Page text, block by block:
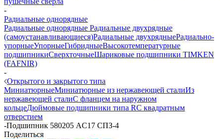
-
Радиальные однорядные
Радиальные однорядные Радиальные двухрядные
(самоустанавливающиеся)Радиальные двухрядныеРадиально-
упорныеУпорныеГибридныеВысокотемпературные
подшипникиСверхточныеШариковые подшипники TIMKEN
(FAFNIR)
-
Открытого и закрытого типа
МиниатюрныеМиниатюрные из нержавеющей сталиИз
нержавеющей сталиС фланцем на наружном
кольцеДюймовые подшипники типа RС квадратным
отверстием
-Подшипник 580205 AC17 СПЗ-4
Поделиться